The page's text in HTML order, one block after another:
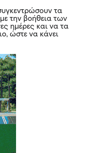
τα
την βοήθεια των
ημέρες και να τα
ώστε να κάνει